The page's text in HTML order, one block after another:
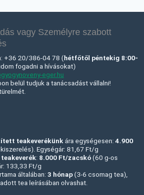
vagy Személyre szabott
+36 20/386-04 78 (hétfőtől péntekig 8:00-
fogadni a hívásokat)
eger.hu
belül tudjuk a tanácsadást vállalni!
teakeverékünk ára egységesen:4.900
Egységár: 81,67 Ft/g
: 8.000 Ft/zacskó(60 g-os
133,33 Ft/g
általában: 3 hónap(3-6 csomag tea),
tea leírásában olvashat.